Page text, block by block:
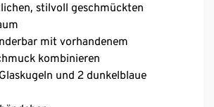
stilvoll geschmückten
mit vorhandenem
kombinieren
und 2 dunkelblaue